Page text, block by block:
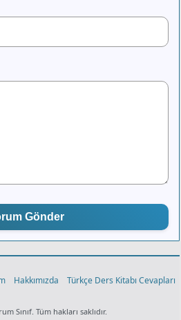
Gönder
Hakkımızda Türkçe Ders Kitabı Cevapları
Sınıf. Tüm hakları saklıdır.